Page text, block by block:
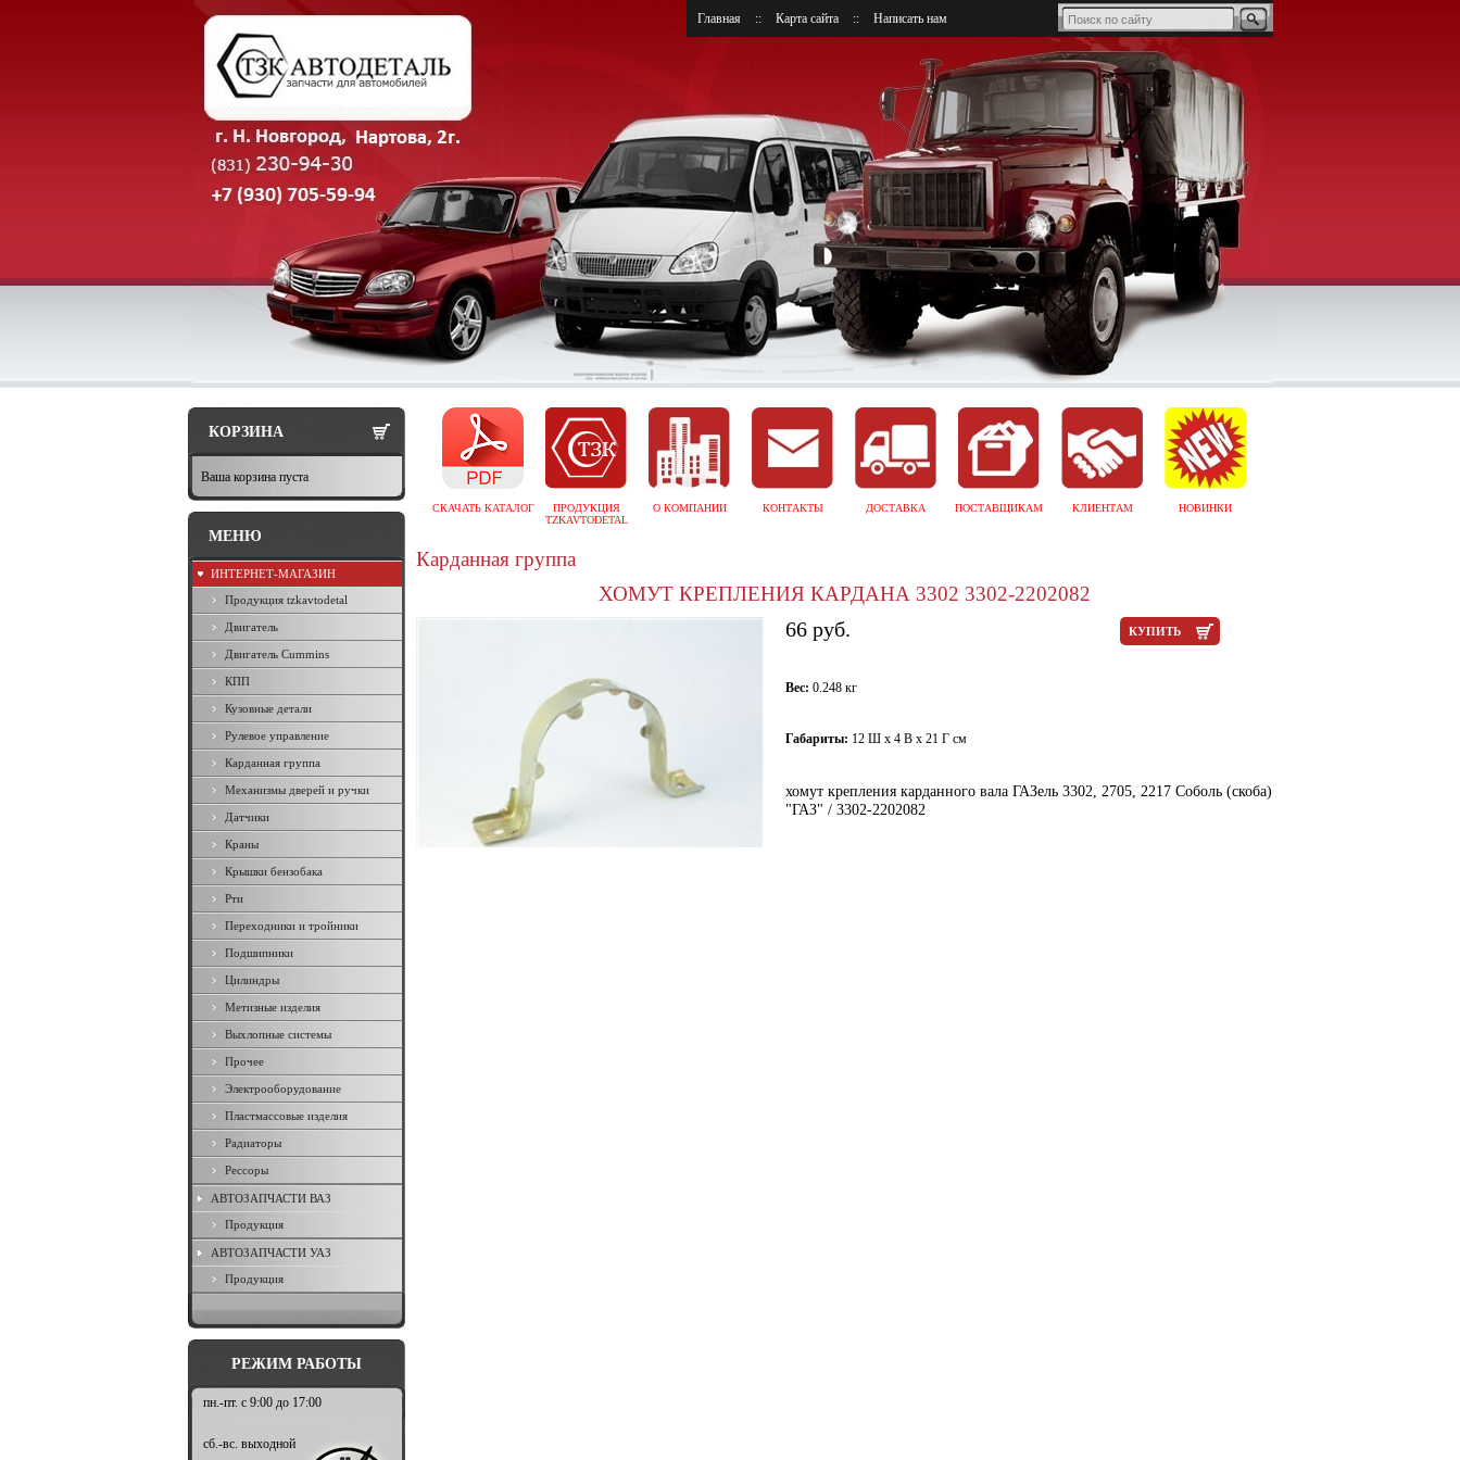
Главная :: Карта сайта :: Написать нам
СКАЧАТЬ КАТАЛОГ
ПРОДУКЦИЯ
TZKAVTODETAL
О КОМПАНИИ КОНТАКТЫ ДОСТАВКА ПОСТАВЩИКАМ КЛИЕНТАМ НОВИНКИ
Карданная группа
ХОМУТ КРЕПЛЕНИЯ КАРДАНА 3302 3302-2202082
66 руб. КУПИТЬ
Вес: 0.248 кг
Габариты: 12 Ш х 4 В х 21 Г см
хомут крепления карданного вала ГАЗель 3302, 2705, 2217 Соболь (скоба)
"ГАЗ" / 3302-2202082
КОРЗИНА
Ваша корзина пуста
МЕНЮ
ИНТЕРНЕТ-МАГАЗИН
Продукция tzkavtodetal
Двигатель
Двигатель Cummins
КПП
Кузовные детали
Рулевое управление
Карданная группа
Механизмы дверей и ручки
Датчики
Краны
Крышки бензобака
Рти
Переходники и тройники
Подшипники
Цилиндры
Метизные изделия
Выхлопные системы
Прочее
Электрооборудование
Пластмассовые изделия
Радиаторы
Рессоры
АВТОЗАПЧАСТИ ВАЗ
Продукция
АВТОЗАПЧАСТИ УАЗ
Продукция
РЕЖИМ РАБОТЫ
пн.-пт. с 9:00 до 17:00
сб.-вс. выходной